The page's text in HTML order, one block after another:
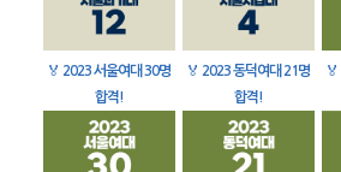
🏅 2023 서울여대 30명
합격!
🏅 2023 동덕여대 21명
합격!
🏅